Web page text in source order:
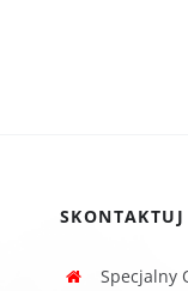
Specjalny